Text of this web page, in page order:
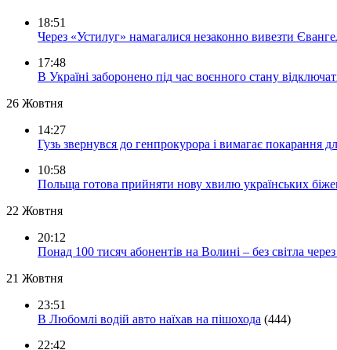
18:51
Через «Устилуг» намагалися незаконно вивезти
17:48
В Україні заборонено під час воєнного стану
26 Жовтня
14:27
Гузь звернувся до генпрокурора і вимагає покарання
10:58
Польща готова прийняти нову хвилю українських
22 Жовтня
20:12
Понад 100 тисяч абонентів на Волині – без світла через
21 Жовтня
23:51
В Любомлі водій авто наїхав на пішохода (444)
22:42